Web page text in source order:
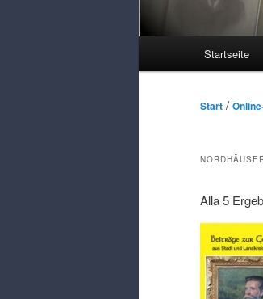
Startseite
Start /
Alla 5